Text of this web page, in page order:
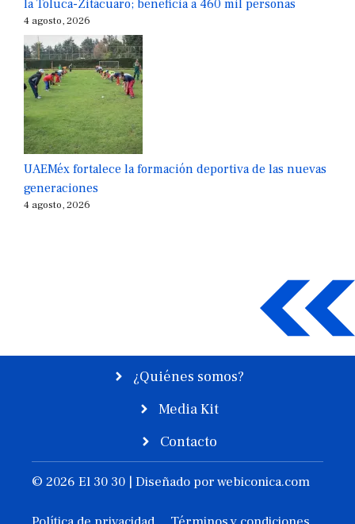
la Toluca-Zitácuaro; beneficia a 460 mil personas
4 agosto, 2026
UAEMéx fortalece la formación deportiva de las nuevas
generaciones
4 agosto, 2026
¿Quiénes somos?
Media Kit
Contacto
© 2026 El 30 30 | Diseñado porwebiconica.com